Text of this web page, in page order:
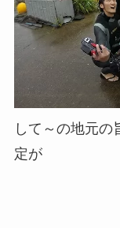
して～の地元の
定が